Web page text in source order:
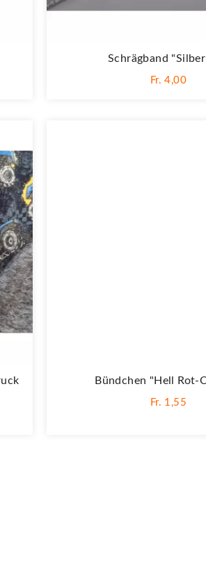
Schrägband
Fr. 4,00
Bündchen "Hell Rot-
Fr. 1,55